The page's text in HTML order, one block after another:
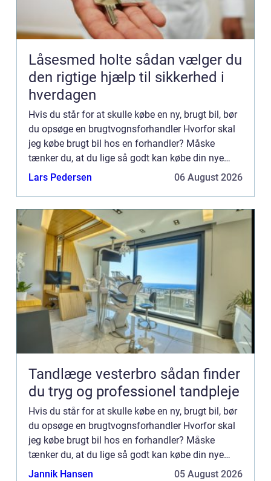
Låsesmed holte sådan vælger du
den rigtige hjælp til sikkerhed i
hverdagen
Hvis du står for at skulle købe en ny, brugt bil, bør
du opsøge en brugtvognsforhandler Hvorfor skal
jeg købe brugt bil hos en forhandler? Måske
tænker du, at du lige så godt kan købe din nye
brugte bil hos en privatperson. Men her har du
Lars Pedersen 06 August 2026
Tandlæge vesterbro sådan finder
du tryg og professionel tandpleje
Hvis du står for at skulle købe en ny, brugt bil, bør
du opsøge en brugtvognsforhandler Hvorfor skal
jeg købe brugt bil hos en forhandler? Måske
tænker du, at du lige så godt kan købe din nye
brugte bil hos en privatperson. Men her har du
Jannik Hansen 05 August 2026